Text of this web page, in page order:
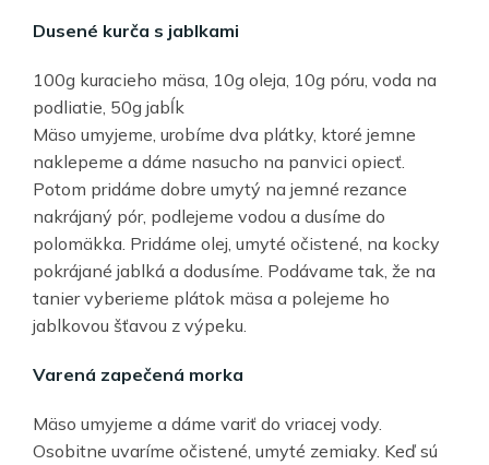
Dusené kurča s jablkami
100g kuracieho mäsa, 10g oleja, 10g póru, voda na
podliatie, 50g jabĺk
Mäso umyjeme, urobíme dva plátky, ktoré jemne
naklepeme a dáme nasucho na panvici opiecť.
Potom pridáme dobre umytý na jemné rezance
nakrájaný pór, podlejeme vodou a dusíme do
polomäkka. Pridáme olej, umyté očistené, na kocky
pokrájané jablká a dodusíme. Podávame tak, že na
tanier vyberieme plátok mäsa a polejeme ho
jablkovou šťavou z výpeku.
Varená zapečená morka
Mäso umyjeme a dáme variť do vriacej vody.
Osobitne uvaríme očistené, umyté zemiaky. Keď sú